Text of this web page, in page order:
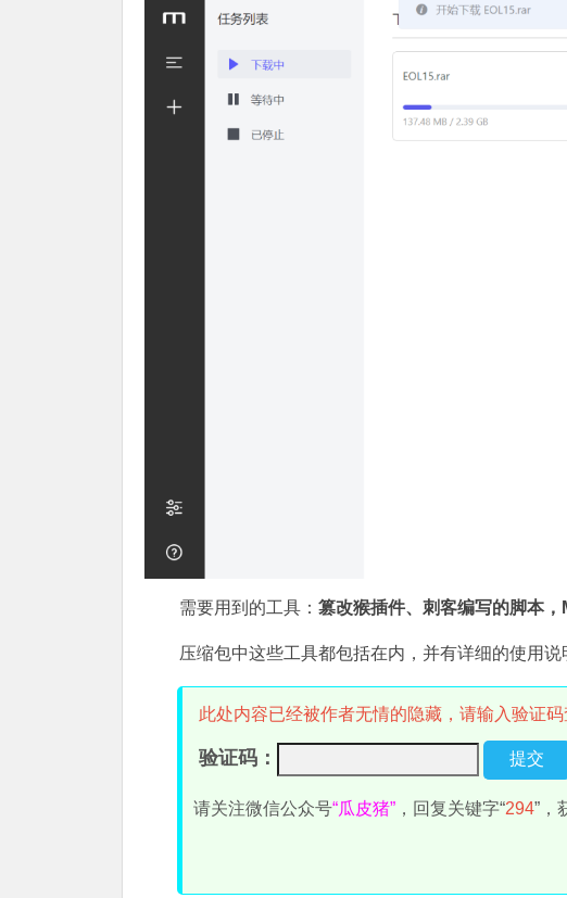
需要用到的工具： 篡改猴插件、刺客编写的脚本
压缩包中这些工具都包括在内，并有详细的使用说
此处内容已经被作者无情的隐藏，请输入验证
验证码：
请关注微信公众号“瓜皮猪” ，回复关键字“294”，